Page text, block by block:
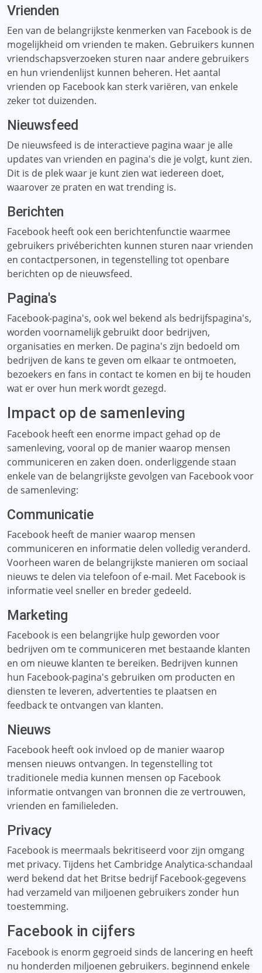
Vrienden
Een van de belangrijkste kenmerken van Facebook is de
mogelijkheid om vrienden te maken. Gebruikers kunnen
vriendschapsverzoeken sturen naar andere gebruikers
en hun vriendenlijst kunnen beheren. Het aantal
vrienden op Facebook kan sterk variëren, van enkele
zeker tot duizenden.
Nieuwsfeed
De nieuwsfeed is de interactieve pagina waar je alle
updates van vrienden en pagina's die je volgt, kunt zien.
Dit is de plek waar je kunt zien wat iedereen doet,
waarover ze praten en wat trending is.
Berichten
Facebook heeft ook een berichtenfunctie waarmee
gebruikers privéberichten kunnen sturen naar vrienden
en contactpersonen, in tegenstelling tot openbare
berichten op de nieuwsfeed.
Pagina's
Facebook-pagina's, ook wel bekend als bedrijfspagina's,
worden voornamelijk gebruikt door bedrijven,
organisaties en merken. De pagina's zijn bedoeld om
bedrijven de kans te geven om elkaar te ontmoeten,
bezoekers en fans in contact te komen en bij te houden
wat er over hun merk wordt gezegd.
Impact op de samenleving
Facebook heeft een enorme impact gehad op de
samenleving, vooral op de manier waarop mensen
communiceren en zaken doen. onderliggende staan ​​
enkele van de belangrijkste gevolgen van Facebook voor
de samenleving:
Communicatie
Facebook heeft de manier waarop mensen
communiceren en informatie delen volledig veranderd.
Voorheen waren de belangrijkste manieren om sociaal
nieuws te delen via telefoon of e-mail. Met Facebook is
informatie veel sneller en breder gedeeld.
Marketing
Facebook is een belangrijke hulp geworden voor
bedrijven om te communiceren met bestaande klanten
en om nieuwe klanten te bereiken. Bedrijven kunnen
hun Facebook-pagina's gebruiken om producten en
diensten te leveren, advertenties te plaatsen en
feedback te ontvangen van klanten.
Nieuws
Facebook heeft ook invloed op de manier waarop
mensen nieuws ontvangen. In tegenstelling tot
traditionele media kunnen mensen op Facebook
informatie ontvangen van bronnen die ze vertrouwen,
vrienden en familieleden.
Privacy
Facebook is meermaals bekritiseerd voor zijn omgang
met privacy. Tijdens het Cambridge Analytica-schandaal
werd bekend dat het Britse bedrijf Facebook-gegevens
had verzameld van miljoenen gebruikers zonder hun
toestemming.
Facebook in cijfers
Facebook is enorm gegroeid sinds de lancering en heeft
nu honderden miljoenen gebruikers. beginnend enkele